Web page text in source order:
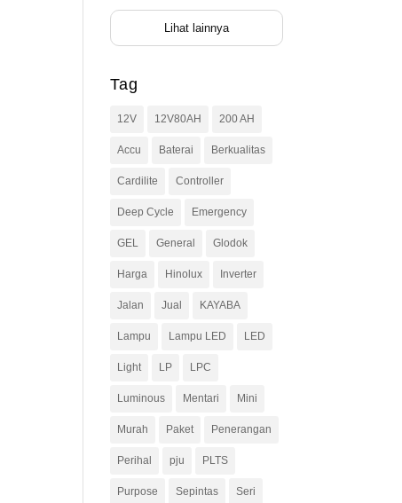
Lihat lainnya
Tag
12V 12V80AH 200 AH
Accu Baterai Berkualitas
Cardilite Controller
Deep Cycle Emergency
GEL General Glodok
Harga Hinolux Inverter
Jalan Jual KAYABA
Lampu Lampu LED LED
Light LP LPC
Luminous Mentari Mini
Murah Paket Penerangan
Perihal pju PLTS
Purpose Sepintas Seri